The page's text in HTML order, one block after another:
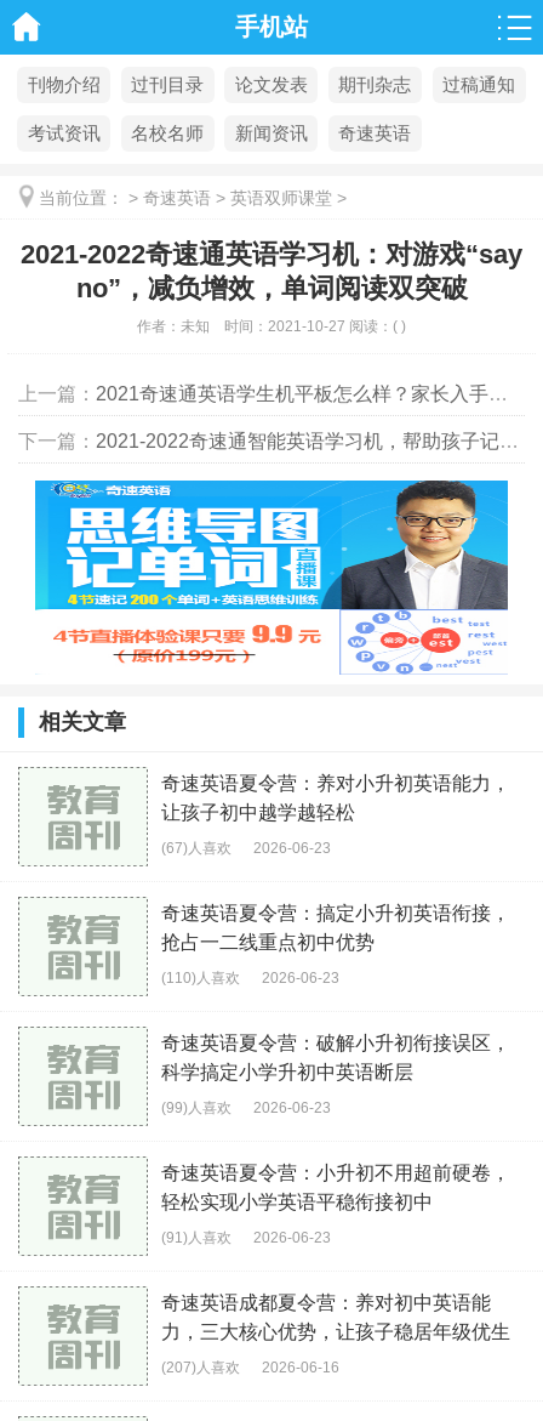
手机站
刊物介绍 过刊目录 论文发表 期刊杂志 过稿通知
考试资讯 名校名师 新闻资讯 奇速英语
当前位置： > 奇速英语 > 英语双师课堂 >
2021-2022奇速通英语学习机：对游戏“say
no”，减负增效，单词阅读双突破
作者： 未知 时间： 2021-10-27 阅读： ( )
上一篇： 2021奇速通英语学生机平板怎么样？家长入手学习机的真实感受
下一篇： 2021-2022奇速通智能英语学习机，帮助孩子记忆单词、养好良好的阅读习惯
相关文章
奇速英语夏令营：养对小升初英语能力，
让孩子初中越学越轻松
(67)人喜欢 2026-06-23
奇速英语夏令营：搞定小升初英语衔接，
抢占一二线重点初中优势
(110)人喜欢 2026-06-23
奇速英语夏令营：破解小升初衔接误区，
科学搞定小学升初中英语断层
(99)人喜欢 2026-06-23
奇速英语夏令营：小升初不用超前硬卷，
轻松实现小学英语平稳衔接初中
(91)人喜欢 2026-06-23
奇速英语成都夏令营：养对初中英语能
力，三大核心优势，让孩子稳居年级优生
梯队
(207)人喜欢 2026-06-16